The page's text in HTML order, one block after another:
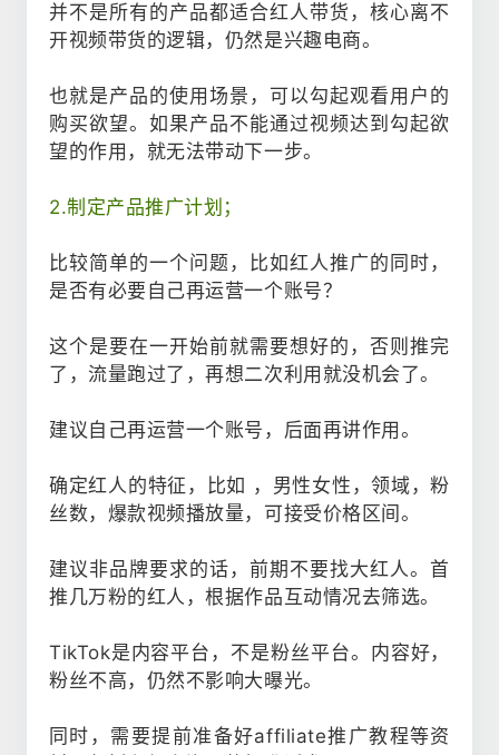
并不是所有的产品都适合红人带货，核心离不
开视频带货的逻辑，仍然是兴趣电商。
也就是产品的使用场景，可以勾起观看用户的
购买欲望。如果产品不能通过视频达到勾起欲
望的作用，就无法带动下一步。
2.制定产品推广计划；
比较简单的一个问题，比如红人推广的同时，
是否有必要自己再运营一个账号？
这个是要在一开始前就需要想好的，否则推完
了，流量跑过了，再想二次利用就没机会了。
建议自己再运营一个账号，后面再讲作用。
确定红人的特征，比如 ，男性女性，领域，粉
丝数，爆款视频播放量，可接受价格区间。
建议非品牌要求的话，前期不要找大红人。首
推几万粉的红人，根据作品互动情况去筛选。
TikTok是内容平台，不是粉丝平台。内容好，
粉丝不高，仍然不影响大曝光。
同时，需要提前准备好affiliate推广教程等资